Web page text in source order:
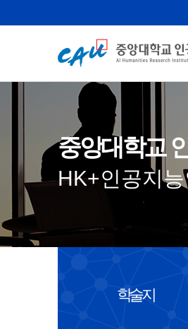
중앙대학교
HK+인공지
학술지